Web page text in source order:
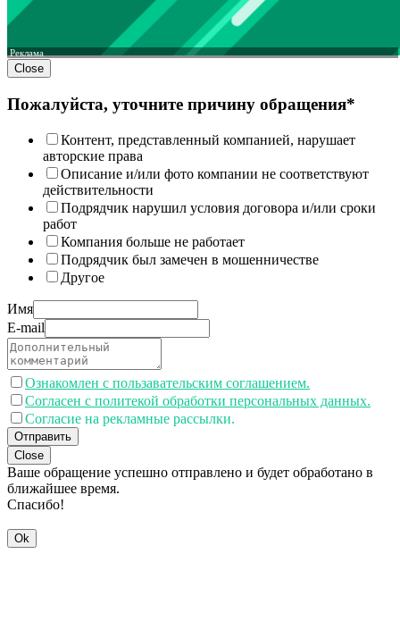
Реклама
Close
Пожалуйста, уточните причину обращения*
Контент, представленный компанией, нарушает
авторские права
Описание и/или фото компании не соответствуют
действительности
Подрядчик нарушил условия договора и/или сроки
работ
Компания больше не работает
Подрядчик был замечен в мошенничестве
Другое
Имя
E-mail
Ознакомлен с пользавательским соглашением.
Согласен с политекой обработки персональных данных.
Согласие на рекламные рассылки.
Отправить
Close
Ваше обращение успешно отправлено и будет обработано в
ближайшее время.
Спасибо!
Ok